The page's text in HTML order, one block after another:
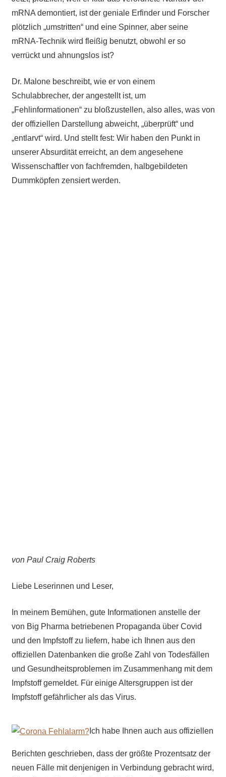
mRNA demontiert, ist der geniale Erfinder und Forscher
plötzlich „umstritten“ und eine Spinner, aber seine
mRNA-Technik wird fleißig benutzt, obwohl er so
verrückt und ahnungslos ist?
Dr. Malone beschreibt, wie er von einem
Schulabbrecher, der angestellt ist, um
„Fehlinformationen“ zu bloßzustellen, also alles, was von
der offiziellen Darstellung abweicht, „überprüft“ und
„entlarvt“ wird. Und stellt fest: Wir haben den Punkt in
unserer Absurdität erreicht, an dem angesehene
Wissenschaftler von fachfremden, halbgebildeten
Dummköpfen zensiert werden.
von Paul Craig Roberts
Liebe Leserinnen und Leser,
In meinem Bemühen, gute Informationen anstelle der
von Big Pharma betriebenen Propaganda über Covid
und den Impfstoff zu liefern, habe ich Ihnen aus den
offiziellen Datenbanken die große Zahl von Todesfällen
und Gesundheitsproblemen im Zusammenhang mit dem
Impfstoff gemeldet. Für einige Altersgruppen ist der
Impfstoff gefährlicher als das Virus.
Ich habe Ihnen auch aus offiziellen
Berichten geschrieben, dass der größte Prozentsatz der
neuen Fälle mit denjenigen in Verbindung gebracht wird,